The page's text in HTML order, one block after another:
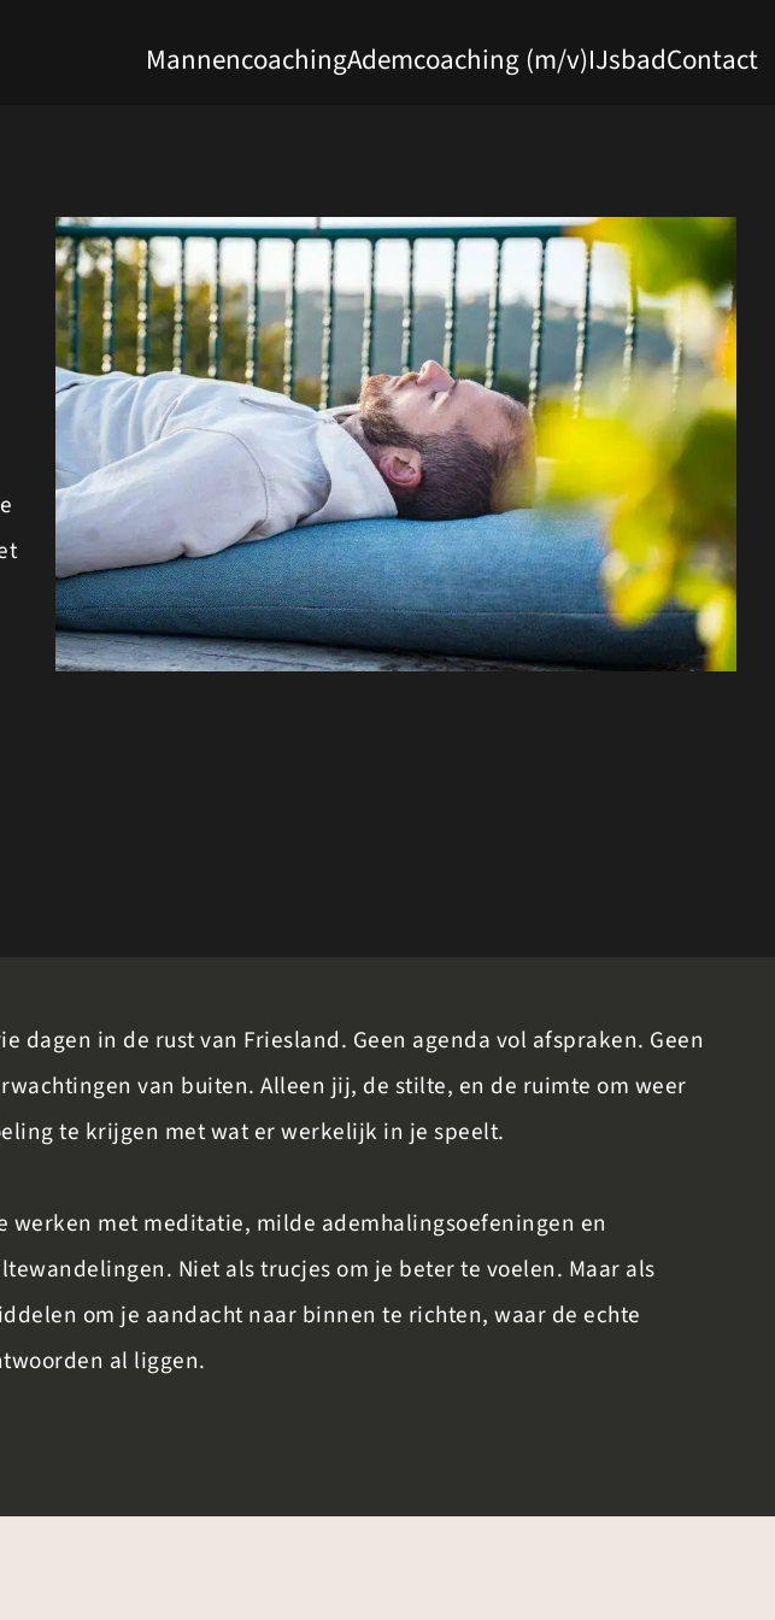
MannencoachingAdemcoaching (m/v)IJsbadContact
dagen in de rust van Friesland. Geen agenda vol afspraken. Geen
van buiten. Alleen jij, de stilte, en de ruimte om weer
te krijgen met wat er werkelijk in je speelt.
werken met meditatie, milde ademhalingsoefeningen en
Niet als trucjes om je beter te voelen. Maar als
om je aandacht naar binnen te richten, waar de echte
al liggen.